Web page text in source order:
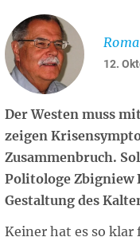
12.
Der Westen muss
zeigen
Zusammenbruch.
Politologe Zbigniew
Gestaltung des
Keiner hat es so